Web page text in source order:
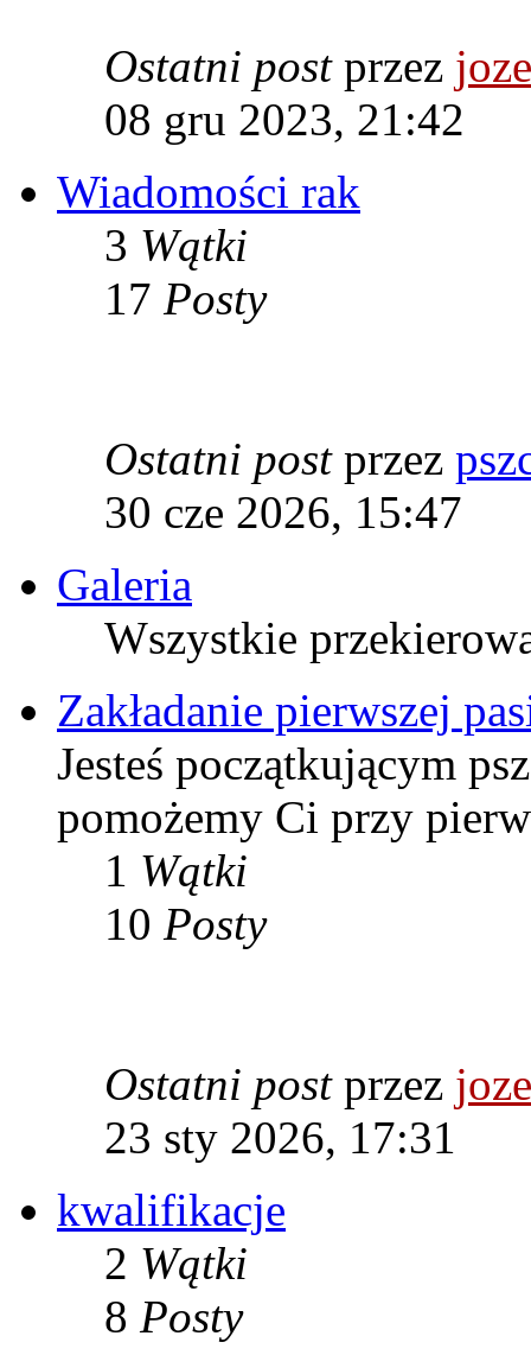
Ostatni postprzez
08 gru 2023, 21:42
Wiadomości rak
3 Wątki
17 Posty
Ostatni postprzez
30 cze 2026, 15:47
Galeria
Wszystkie
Zakładanie pierwszej
Jesteś początkującym
pomożemy Ci przy
1 Wątki
10 Posty
Ostatni postprzez
23 sty 2026, 17:31
kwalifikacje
2 Wątki
8 Posty